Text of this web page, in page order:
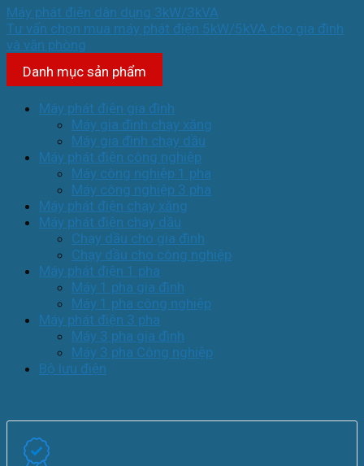
Máy phát điện dân dụng 3kW/3kVA
Tư vấn chọn mua máy phát điện 5kW/5kVA cho gia đình
và văn phòng
Danh mục sản phẩm
Máy phát điện gia đình
Máy gia đình chạy xăng
Máy gia đình chạy dầu
Máy phát điện công nghiệp
Máy công nghiệp 1 pha
Máy công nghiệp 3 pha
Máy phát điện chạy xăng
Máy phát điện chạy dầu
Chạy dầu cho gia đình
Chạy dầu cho công nghiệp
Máy phát điện 1 pha
Máy 1 pha gia đình
Máy 1 pha công nghiệp
Máy phát điện 3 pha
Máy 3 pha gia đình
Máy 3 pha Công nghiệp
Bộ lưu điện